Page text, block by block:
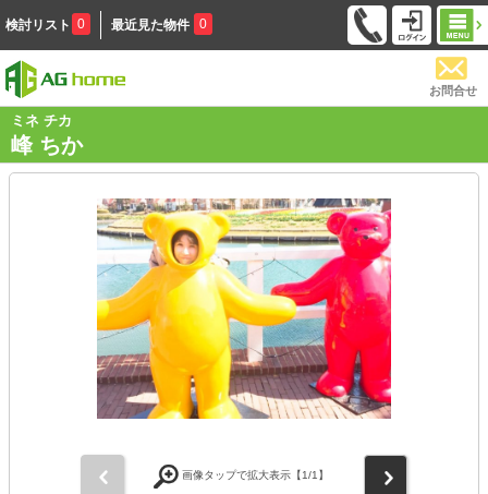
検討リスト 0 最近見た物件 0
お問合せ
ミネ チカ
峰 ちか
画像タップで拡大表示【1/1】